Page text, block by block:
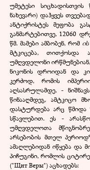
უმეტესი
ნახევარი) დაჰყვეს
ანტიქრისტეს მეფობა
განმარტებითვე, 12060
წმ. მამები ამბობენ, რომ
მტკიცება, თითქოსდა
უმღვდელონი
ნიკონის დროიდან და
კერძოდ, რომის
აღსასრულამდე, -
წინააღმდეგ, ამტკიცო
დასტურდება არც წმიდა
სწავლებით. ეს -
უმღვდელოთა
არსებობის მთელ
ამაღლებიდან იწყება და
პიჩუგინი, რომლის
("Щит Веры") აცხადებს: